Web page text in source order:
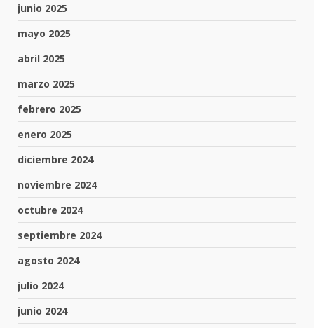
junio 2025
mayo 2025
abril 2025
marzo 2025
febrero 2025
enero 2025
diciembre 2024
noviembre 2024
octubre 2024
septiembre 2024
agosto 2024
julio 2024
junio 2024